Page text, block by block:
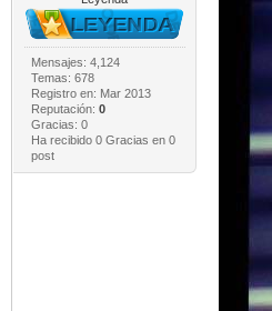
Mensajes: 4,124
Temas: 678
Registro en: Mar 2013
Reputación: 0
Gracias: 0
Ha recibido 0 Gracias en 0
post